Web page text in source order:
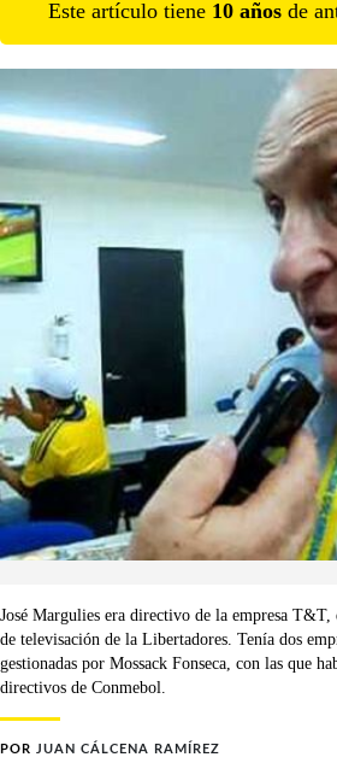
Este artículo tiene 10 años de
José Margulies era directivo de la empresa T&T,
de televisación de la Libertadores. Tenía dos
gestionadas por Mossack Fonseca, con las que
directivos de Conmebol.
POR JUAN CÁLCENA RAMÍREZ